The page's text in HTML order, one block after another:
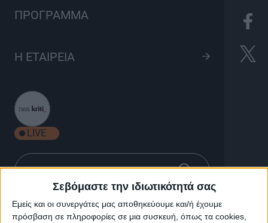
Σεβόμαστε την ιδιωτικότητά σας
Εμείς και οι συνεργάτες μας αποθηκεύουμε και/ή έχουμε
πρόσβαση σε πληροφορίες σε μια συσκευή, όπως τα cookies,
ΠΡΟΓΡΑΜΜΑ
Η ΕΤΑΙΡΕΙΑ
LIVE
12 Movie Time, Ψυχαγωγία
Movie Time στην ΚΡΗΤΗ
2h 00'
Movie Time στην ΚΡΗΤΗ ΤV